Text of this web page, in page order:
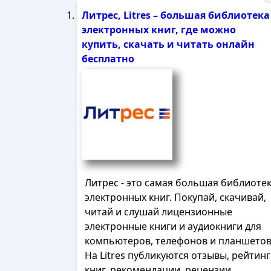
Литрес, Litres – большая библиотека
электронных книг, где можно
купить, скачать и читать онлайн
бесплатно
Литрес - это самая большая
электронных книг. Покупай, скачивай,
читай и слушай лицензионные
электронные книги и аудиокниги для
компьютеров, телефонов и
На Litres публикуются отзывы,